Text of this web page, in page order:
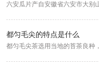
都匀毛尖的特点是什么